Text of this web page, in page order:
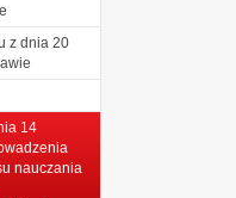
z dnia 20
14
nauczania